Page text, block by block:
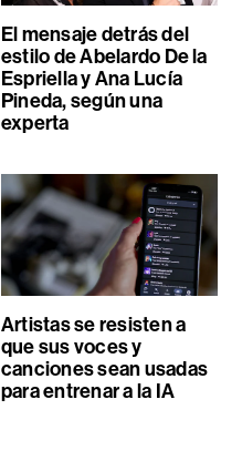
El mensaje detrás del
estilo de Abelardo De la
Espriella y Ana Lucía
Pineda, según una
experta
Artistas se resisten a
que sus voces y
canciones sean usadas
para entrenar a la IA